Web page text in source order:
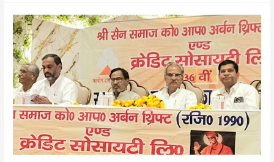
मनाया
पूर्व
राष्ट्रपति
के
आर
नारायण
एवं
जिला